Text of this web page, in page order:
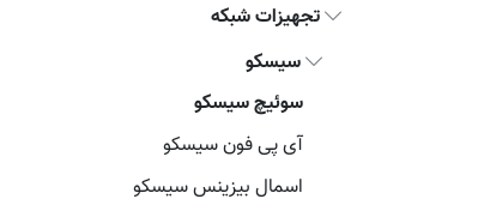
تجهیزات شبکه
سیسکو
سوئیچ سیسکو
آی پی فون سیسکو
اسمال بیزینس سیسکو